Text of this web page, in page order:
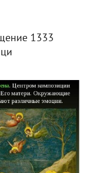
1333